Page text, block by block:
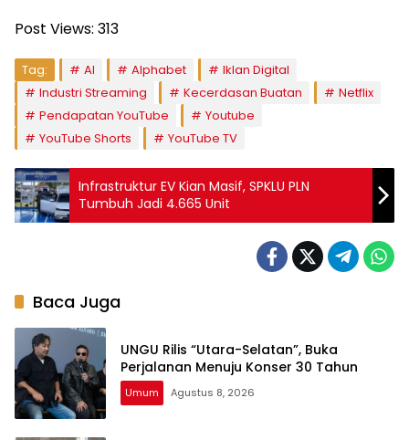
Post Views: 313
Tag: AI Alphabet
Iklan Digital
Industri Streaming
Kecerdasan Buatan
Netflix
Pendapatan YouTube
Youtube
YouTube Shorts
YouTube TV
Infrastruktur EV Kian Masif, SPKLU PLN
Tumbuh Jadi 4.665 Unit
Baca Juga
UNGU Rilis “Utara-Selatan”, Buka
Perjalanan Menuju Konser 30 Tahun
Umum Agustus 8, 2026